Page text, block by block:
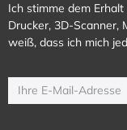
Ich stimme dem
Drucker, 3D-Scanner,
weiß, dass ich mich